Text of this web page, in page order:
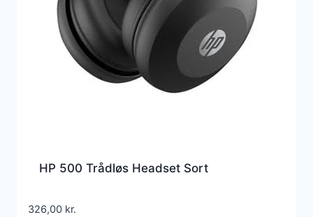
HP 500 Trådløs Headset Sort
326,00 kr.